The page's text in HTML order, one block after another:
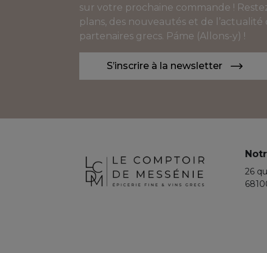
sur votre prochaine commande !
plans, des nouveautés et de
partenaires grecs. Páme (Allons-y) !
S’inscrire à la newsletter
26